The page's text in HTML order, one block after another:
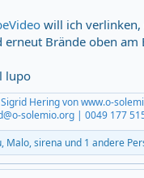
will ich verlinken,
erneut Brände oben
lupo
Hering von www.o-
solemio.org | 0049 177
, Malo,sirena und 1 andere